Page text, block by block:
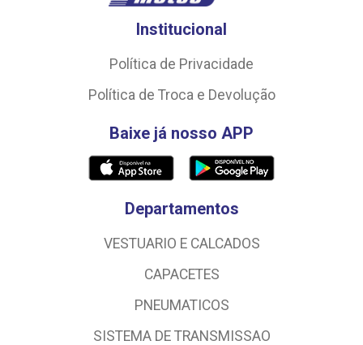
Institucional
Política de Privacidade
Política de Troca e Devolução
Baixe já nosso APP
Departamentos
VESTUARIO E CALCADOS
CAPACETES
PNEUMATICOS
SISTEMA DE TRANSMISSAO